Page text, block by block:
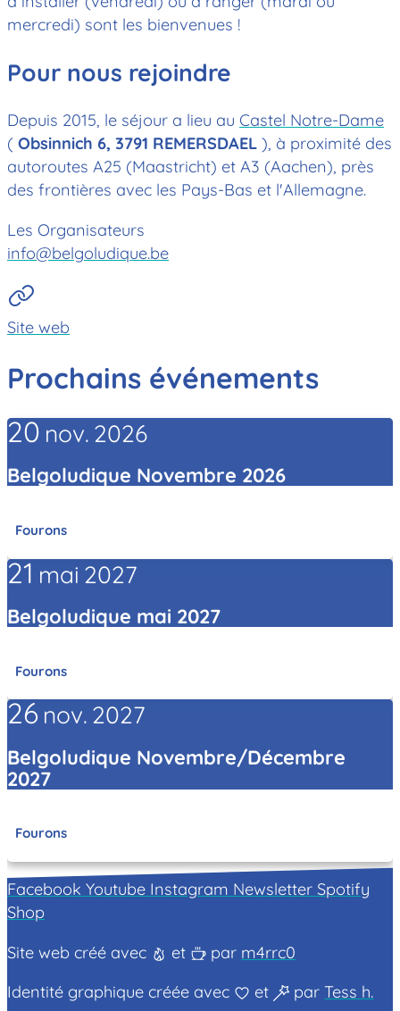
mercredi) sont les bienvenues !
Pour nous rejoindre
Depuis 2015, le séjour a lieu au Castel Notre-Dame
( Obsinnich 6, 3791 REMERSDAEL ), à proximité des
autoroutes A25 (Maastricht) et A3 (Aachen), près
des frontières avec les Pays-Bas et l'Allemagne.
Les Organisateurs
info@belgoludique.be
Site web
Prochains événements
20 nov. 2026
Belgoludique Novembre 2026
Fourons
21 mai 2027
Belgoludique mai 2027
Fourons
26 nov. 2027
Belgoludique Novembre/Décembre
2027
Fourons
Facebook Youtube Instagram Newsletter Spotify
Shop
Site web créé avec
et par m4rrc0
Identité graphique créée avec
et parTess h.